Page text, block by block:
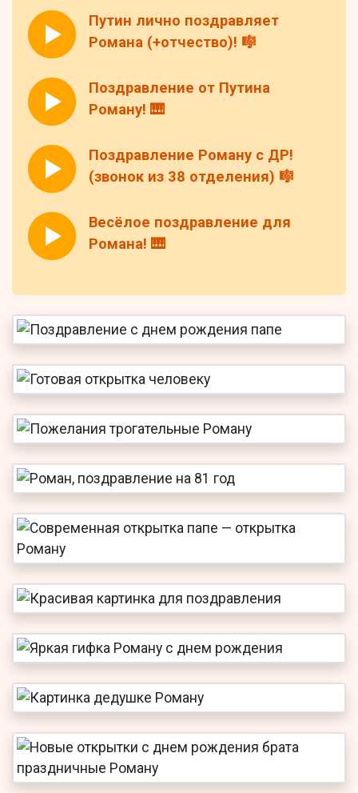
Путин лично поздравляет
Романа (+отчество)! 🎼
Поздравление от Путина
Роману! 🎹
Поздравление Роману с ДР!
(звонок из 38 отделения) 🎼
Весёлое поздравление для
Романа! 🎹